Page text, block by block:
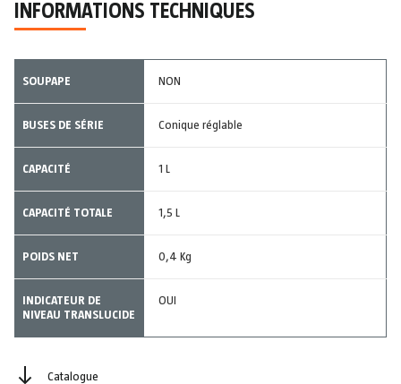
INFORMATIONS TECHNIQUES
SOUPAPE NON
BUSES DE SÉRIE Conique réglable
CAPACITÉ 1 L
CAPACITÉ TOTALE 1,5 L
POIDS NET 0,4 Kg
INDICATEUR DE
NIVEAU TRANSLUCIDE
OUI
Catalogue